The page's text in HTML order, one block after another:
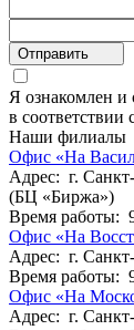
Отправить
Я ознакомлен и
в соответствии
Наши филиалы
Офис «На
Адрес: г.
(БЦ «Биржа»)
Время работы:
Офис «На
Адрес: г.
Время работы:
Офис «На
Адрес: г.